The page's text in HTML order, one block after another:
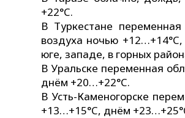
+22°C.
В Туркестане
воздуха ночью
юге, западе, в горных
В Уральске переменная
днём +20…+22°C.
В Усть-Каменогорске
+13…+15°C, днём